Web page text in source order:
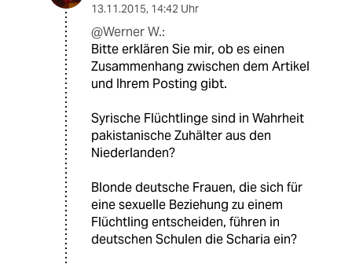
13.11.2015, 14:42 Uhr
@Werner W.:
Bitte erklären Sie mir, ob es einen
Zusammenhang zwischen dem Artikel
und Ihrem Posting gibt.
Syrische Flüchtlinge sind in Wahrheit
pakistanische Zuhälter aus den
Niederlanden?
Blonde deutsche Frauen, die sich für
eine sexuelle Beziehung zu einem
Flüchtling entscheiden, führen in
deutschen Schulen die Scharia ein?